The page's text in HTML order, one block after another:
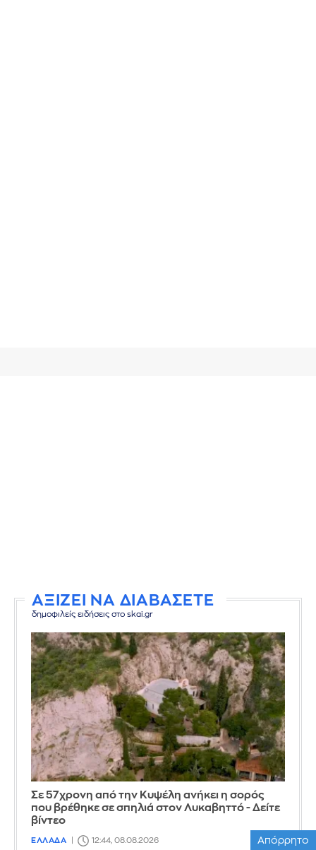
ΑΞΙΖΕΙ ΝΑ ΔΙΑΒΑΣΕΤΕ
δημοφιλείς ειδήσεις στο skai.gr
Σε 57χρονη από την Κυψέλη ανήκει η σορός
που βρέθηκε σε σπηλιά στον Λυκαβηττό - Δείτε
βίντεο
ΕΛΛΑΔΑ 12:44, 08.08.2026 Απόρρητο